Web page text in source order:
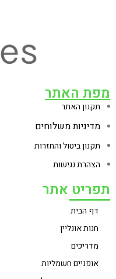
מפת האתר
תקנון האתר
מדיניות משלוחים
תקנון ביטול והחזרות
הצהרת נגישות
תפריט אתר
דף הבית
חנות אונליין
מדריכים
אופניים חשמליות